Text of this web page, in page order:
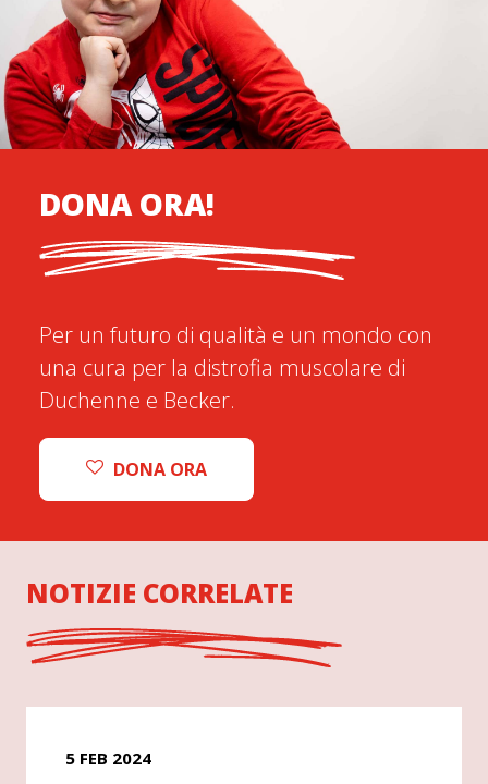
DONA ORA!
Per un futuro di qualità e un mondo con
una cura per la distrofia muscolare di
Duchenne e Becker.
DONA ORA
NOTIZIE CORRELATE
5 FEB 2024